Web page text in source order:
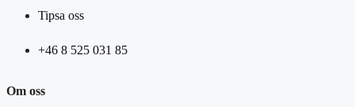
Tipsa oss
+46 8 525 031 85
Om oss